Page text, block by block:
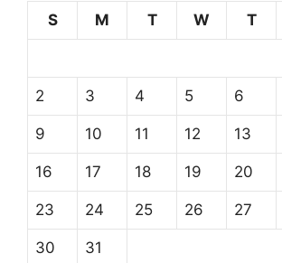
S
M T W T
2 3 4 5 6
9 10 11 12 13
16 17 18 19 20
23 24 25 26 27
30 31